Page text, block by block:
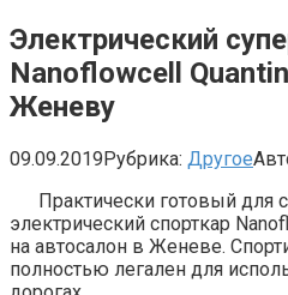
Электрический
Nanoflowcell
Женеву
09.09.2019Рубрика: Другое
Практически готовый для
электрический спорткар
на автосалон в Женеве.
полностью легален для